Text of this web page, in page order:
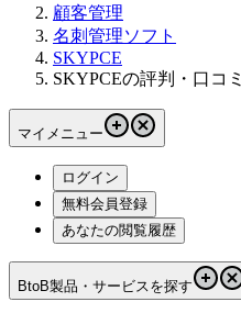
顧客管理
名刺管理ソフト
SKYPCE
SKYPCEの評判・口コミ
マイメニュー
ログイン
無料会員登録
あなたの閲覧履歴
BtoB製品・サービスを探す